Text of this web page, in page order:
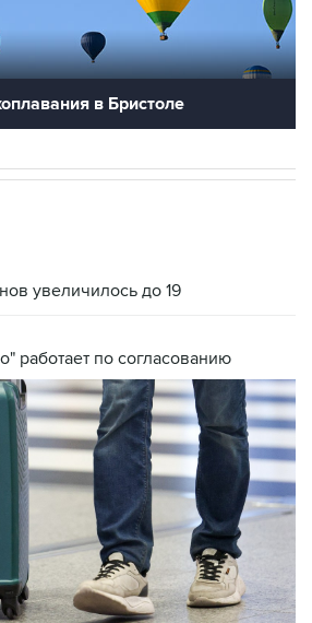
в Бристоле
увеличилось до 19
работает по согласованию